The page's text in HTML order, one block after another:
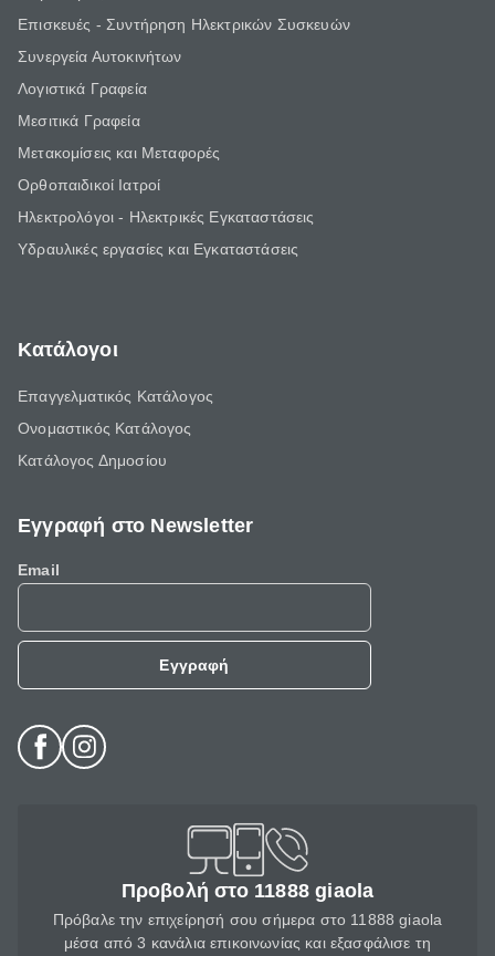
Επισκευές - Συντήρηση Ηλεκτρικών Συσκευών
Συνεργεία Αυτοκινήτων
Λογιστικά Γραφεία
Μεσιτικά Γραφεία
Μετακομίσεις και Μεταφορές
Ορθοπαιδικοί Ιατροί
Ηλεκτρολόγοι - Ηλεκτρικές Εγκαταστάσεις
Υδραυλικές εργασίες και Εγκαταστάσεις
Κατάλογοι
Επαγγελματικός Κατάλογος
Ονομαστικός Κατάλογος
Κατάλογος Δημοσίου
Εγγραφή στο Newsletter
Email
Εγγραφή
Προβολή στο 11888 giaola
Πρόβαλε την επιχείρησή σου σήμερα στο 11888 giaola
μέσα από 3 κανάλια επικοινωνίας και εξασφάλισε τη